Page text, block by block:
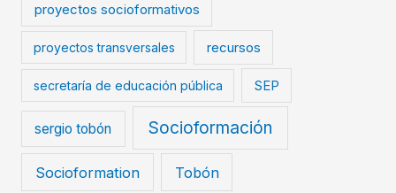
proyectos socioformativos
proyectos transversales recursos
secretaría de educación pública SEP
sergio tobón Socioformación
Socioformation Tobón